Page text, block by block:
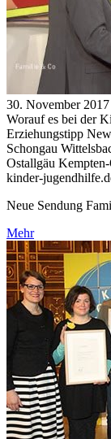
30. November 2017
Worauf es bei der
Erziehungstipp
Schongau
Ostallgäu
kinder-
Neue Sendung
Mehr